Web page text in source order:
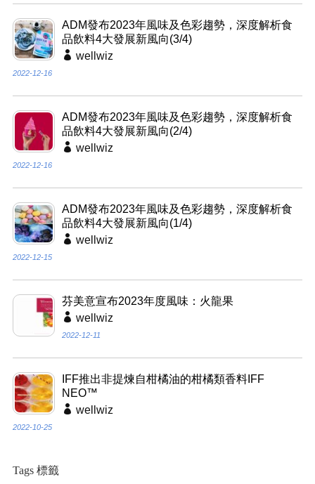
ADM發布2023年風味及色彩趨勢，深度解析食
品飲料4大發展新風向(3/4)
wellwiz
2022-12-16
ADM發布2023年風味及色彩趨勢，深度解析食
品飲料4大發展新風向(2/4)
wellwiz
2022-12-16
ADM發布2023年風味及色彩趨勢，深度解析食
品飲料4大發展新風向(1/4)
wellwiz
2022-12-15
芬美意宣布2023年度風味：火龍果
wellwiz
2022-12-11
IFF推出非提煉自柑橘油的柑橘類香料IFF
NEO™
wellwiz
2022-10-25
Tags 標籤